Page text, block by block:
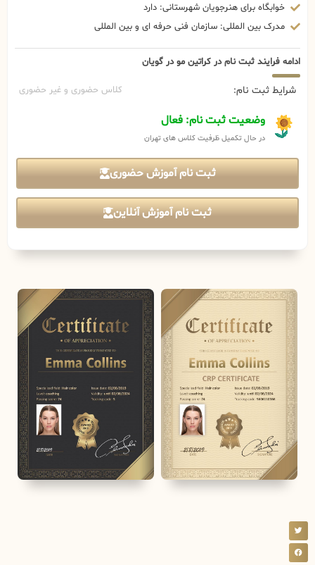
خوابگاه برای هنرجویان شهرستانی: دارد
مدرک بین المللی: سازمان فنی حرفه ای و بین المللی
ادامه فرایند ثبت نام در کراتین مو در گویان
شرایط ثبت نام: کلاس حضوری و غیر حضوری
وضعیت ثبت نام: فعال
در حال تکمیل ظرفیت کلاس های تهران
ثبت نام آموزش حضوری
ثبت نام آموزش آنلاین